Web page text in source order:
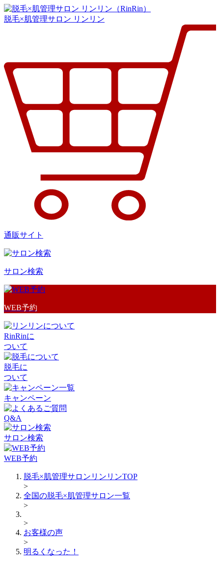
脱毛×肌管理サロン リンリン
通販サイト
サロン検索
WEB予約
RinRinに
ついて
脱毛に
ついて
キャンペーン
Q&A
サロン検索
WEB予約
脱毛×肌管理サロンリンリンTOP
>
全国の脱毛×肌管理サロン一覧
>
>
お客様の声
>
明るくなった！